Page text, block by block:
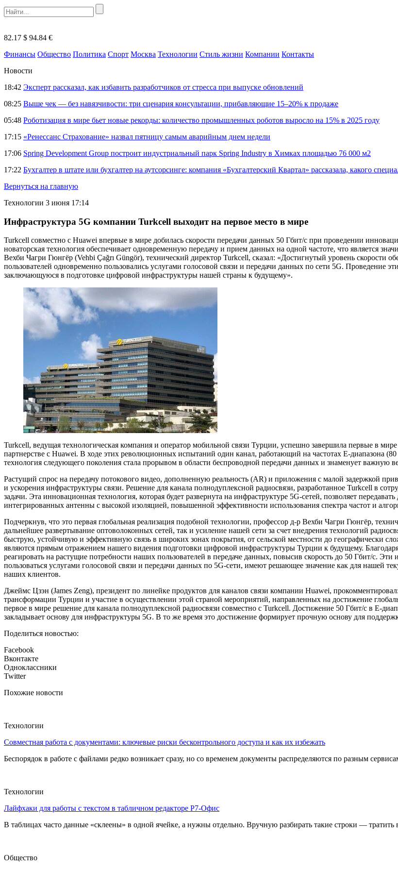
82.17 $ 94.84 €
Финансы Общество Политика Спорт Москва Технологии Стиль жизни Компании Контакты
Новости
18:42 Эксперт рассказал, как избавить разработчиков от стресса при выпуске обновлений
08:25 Выше чек — без навязчивости: три сценария консультации, прибавляющие 15–20% к продаже
05:48 Роботизация в мире бьет новые рекорды: количество промышленных роботов выросло на 15% в 2025 году
17:15 «Ренессанс Страхование» назвал пятницу самым аварийным днем недели
17:06 Spring Development Group построит индустриальный парк Spring Industry в Химках площадью 76 000 м2
17:22 Бухгалтер в штате или бухгалтер на аутсорсинге: компания «Бухгалтерский Квартал» рассказала, какого
Вернуться на главную
Технологии 3 июня 17:14
Инфраструктура 5G компании Turkcell выходит на первое место в мире
Turkcell совместно с Huawei впервые в мире добилась скорости передачи данных 50 Гбит/с при проведении
новаторская технология обеспечивает одновременную передачу и прием данных на одной частоте, что является
Вехби Чагри Гюнгёр (Vehbi Çağrı Güngör), технический директор Turkcell, сказал: «Достигнутый уровень скорости
пользователей одновременно пользовались услугами голосовой связи и передачи данных по сети 5G. Проведение
заключающуюся в подготовке цифровой инфраструктуры нашей страны к будущему».
Turkcell, ведущая технологическая компания и оператор мобильной связи Турции, успешно завершила первые в
партнерстве с Huawei. В ходе этих революционных испытаний один канал, работающий на частотах E-диапазона
технология следующего поколения стала прорывом в области беспроводной передачи данных и знаменует важную
Растущий спрос на передачу потокового видео, дополненную реальность (AR) и приложения с малой задержкой
и ускорения инфраструктуры связи. Решение для канала полнодуплексной радиосвязи, разработанное Turkcell в
задачи. Эта инновационная технология, которая будет развернута на инфраструктуре 5G-сетей, позволяет
интегрированных антенны с высокой изоляцией, повышенной эффективности использования спектра частот и
Подчеркнув, что это первая глобальная реализация подобной технологии, профессор д-р Вехби Чагри Гюнгёр,
дальнейшее развертывание оптоволоконных сетей, так и усиление нашей сети за счет внедрения технологий
быструю, устойчивую и эффективную связь в широких зонах покрытия, от сельской местности до географически
являются прямым отражением нашего видения подготовки цифровой инфраструктуры Турции к будущему.
реагировать на растущие потребности наших пользователей в передаче данных, повысив скорость до 50 Гбит/с.
пользоваться услугами голосовой связи и передачи данных по 5G-сети, имеют решающее значение как для нашей
наших клиентов.
Джеймс Цзэн (James Zeng), президент по линейке продуктов для каналов связи компании Huawei,
трансформации Турции и участие в осуществлении этой страной мероприятий, направленных на достижение
первое в мире решение для канала полнодуплексной радиосвязи совместно с Turkcell. Достижение 50 Гбит/с в E-
закладывает основу для инфраструктуры 5G. В то же время это достижение формирует прочную основу для
Поделиться новостью:
Facebook
Вконтакте
Одноклассники
Twitter
Похожие новости
Технологии
Совместная работа с документами: ключевые риски бесконтрольного доступа и как их избежать
Беспорядок в работе с файлами редко возникает сразу, но со временем документы распределяются по разным
Технологии
Лайфхаки для работы с текстом в табличном редакторе Р7-Офис
В таблицах часто данные «склеены» в одной ячейке, а нужны отдельно. Вручную разбирать такие строки — тратить
Общество